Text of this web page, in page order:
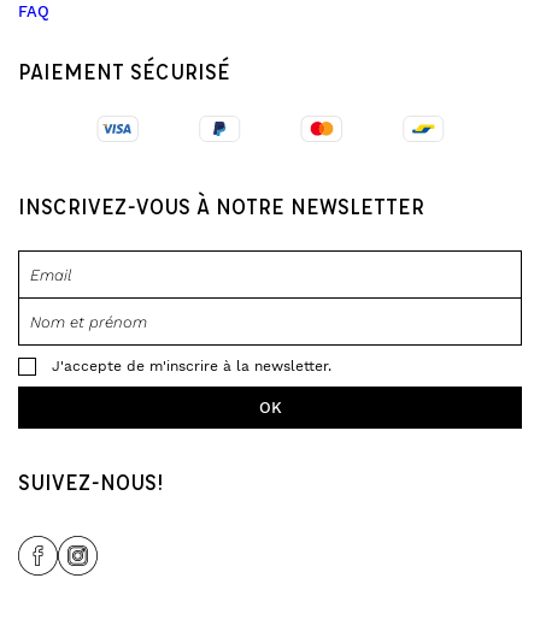
FAQ
PAIEMENT SÉCURISÉ
INSCRIVEZ-VOUS À NOTRE NEWSLETTER
J'accepte de m'inscrire à la newsletter.
SUIVEZ-NOUS!
Share Icon
Share Icon